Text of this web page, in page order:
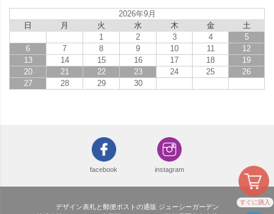
すぐに購入
2026年9月
日
月 火 水 木 金
土
1
2 3 4
5
6
7 8 9 10 11
12
13
14 15 16 17 18
19
20
21 22 23 24 25
26
27
28 29 30
facebook instagram
デザイン表札と郵便ポストの通販 ジューシーガーデン